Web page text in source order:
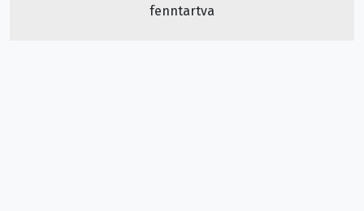
fenntartva